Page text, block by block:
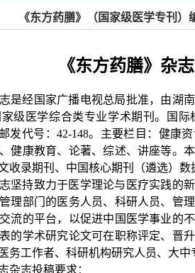
《东方药膳》（国家级医学专刊）
《东方药膳》杂
志是经国家广播电视总局批准，由湖
级医学综合类专业学术期刊。国际
发代号： 42-148。主要栏目：健康
健康教育、论著、综述、讲座等。
收录期刊、中国核心期刊（遴选）数
志坚持致力于医学理论与医疗实践的
理部门的医务人员、科研人员、管
流的平台，以促进中国医学事业的
的学术研究论文可在职称评定、晋
务工作者、科研机构研究人员、大
杂志投稿要求：